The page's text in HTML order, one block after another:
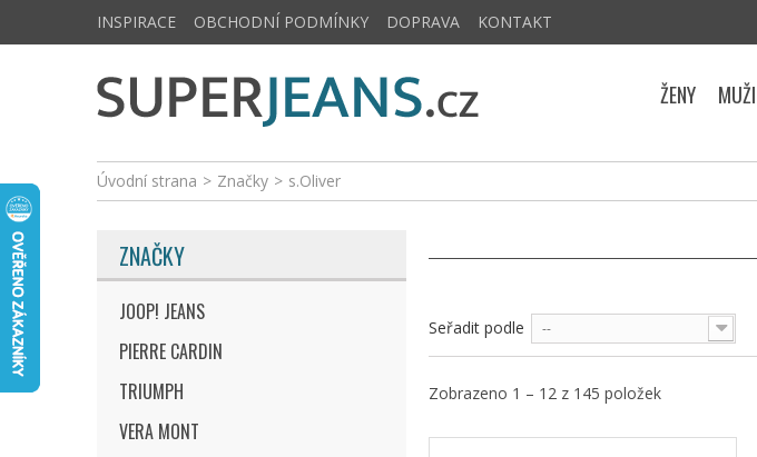
Úvodní strana > Značky > s.Oliver
Seřadit podle --
Zobrazeno 1 – 12 z 145 položek
ZNAČKY
JOOP! JEANS
PIERRE CARDIN
TRIUMPH
VERA MONT
INSPIRACE OBCHODNÍ PODMÍNKY DOPRAVA KONTAKT
ŽENY MUŽI